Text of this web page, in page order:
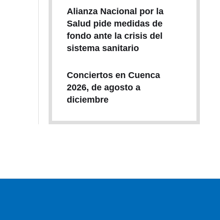
Alianza Nacional por la
Salud pide medidas de
fondo ante la crisis del
sistema sanitario
Conciertos en Cuenca
2026, de agosto a
diciembre